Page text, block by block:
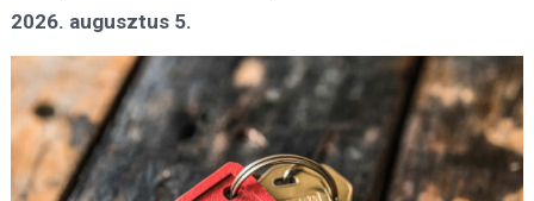
2026. augusztus 5.